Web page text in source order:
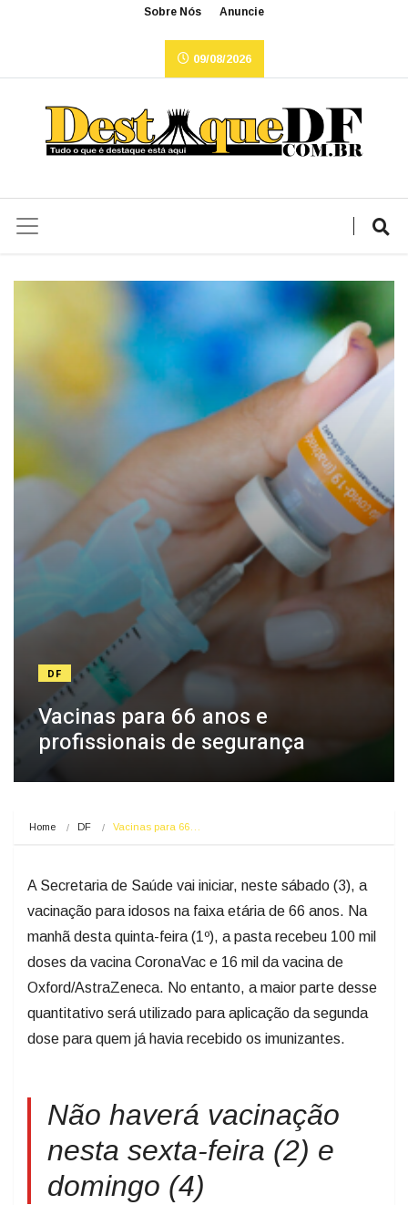
Sobre Nós Anuncie
09/08/2026
DF
Vacinas para 66 anos e
profissionais de segurança
Home DF Vacinas para 66…
A Secretaria de Saúde vai iniciar, neste sábado (3), a
vacinação para idosos na faixa etária de 66 anos. Na
manhã desta quinta-feira (1º), a pasta recebeu 100 mil
doses da vacina CoronaVac e 16 mil da vacina de
Oxford/AstraZeneca. No entanto, a maior parte desse
quantitativo será utilizado para aplicação da segunda
dose para quem já havia recebido os imunizantes.
Não haverá vacinação
nesta sexta-feira (2) e
domingo (4)